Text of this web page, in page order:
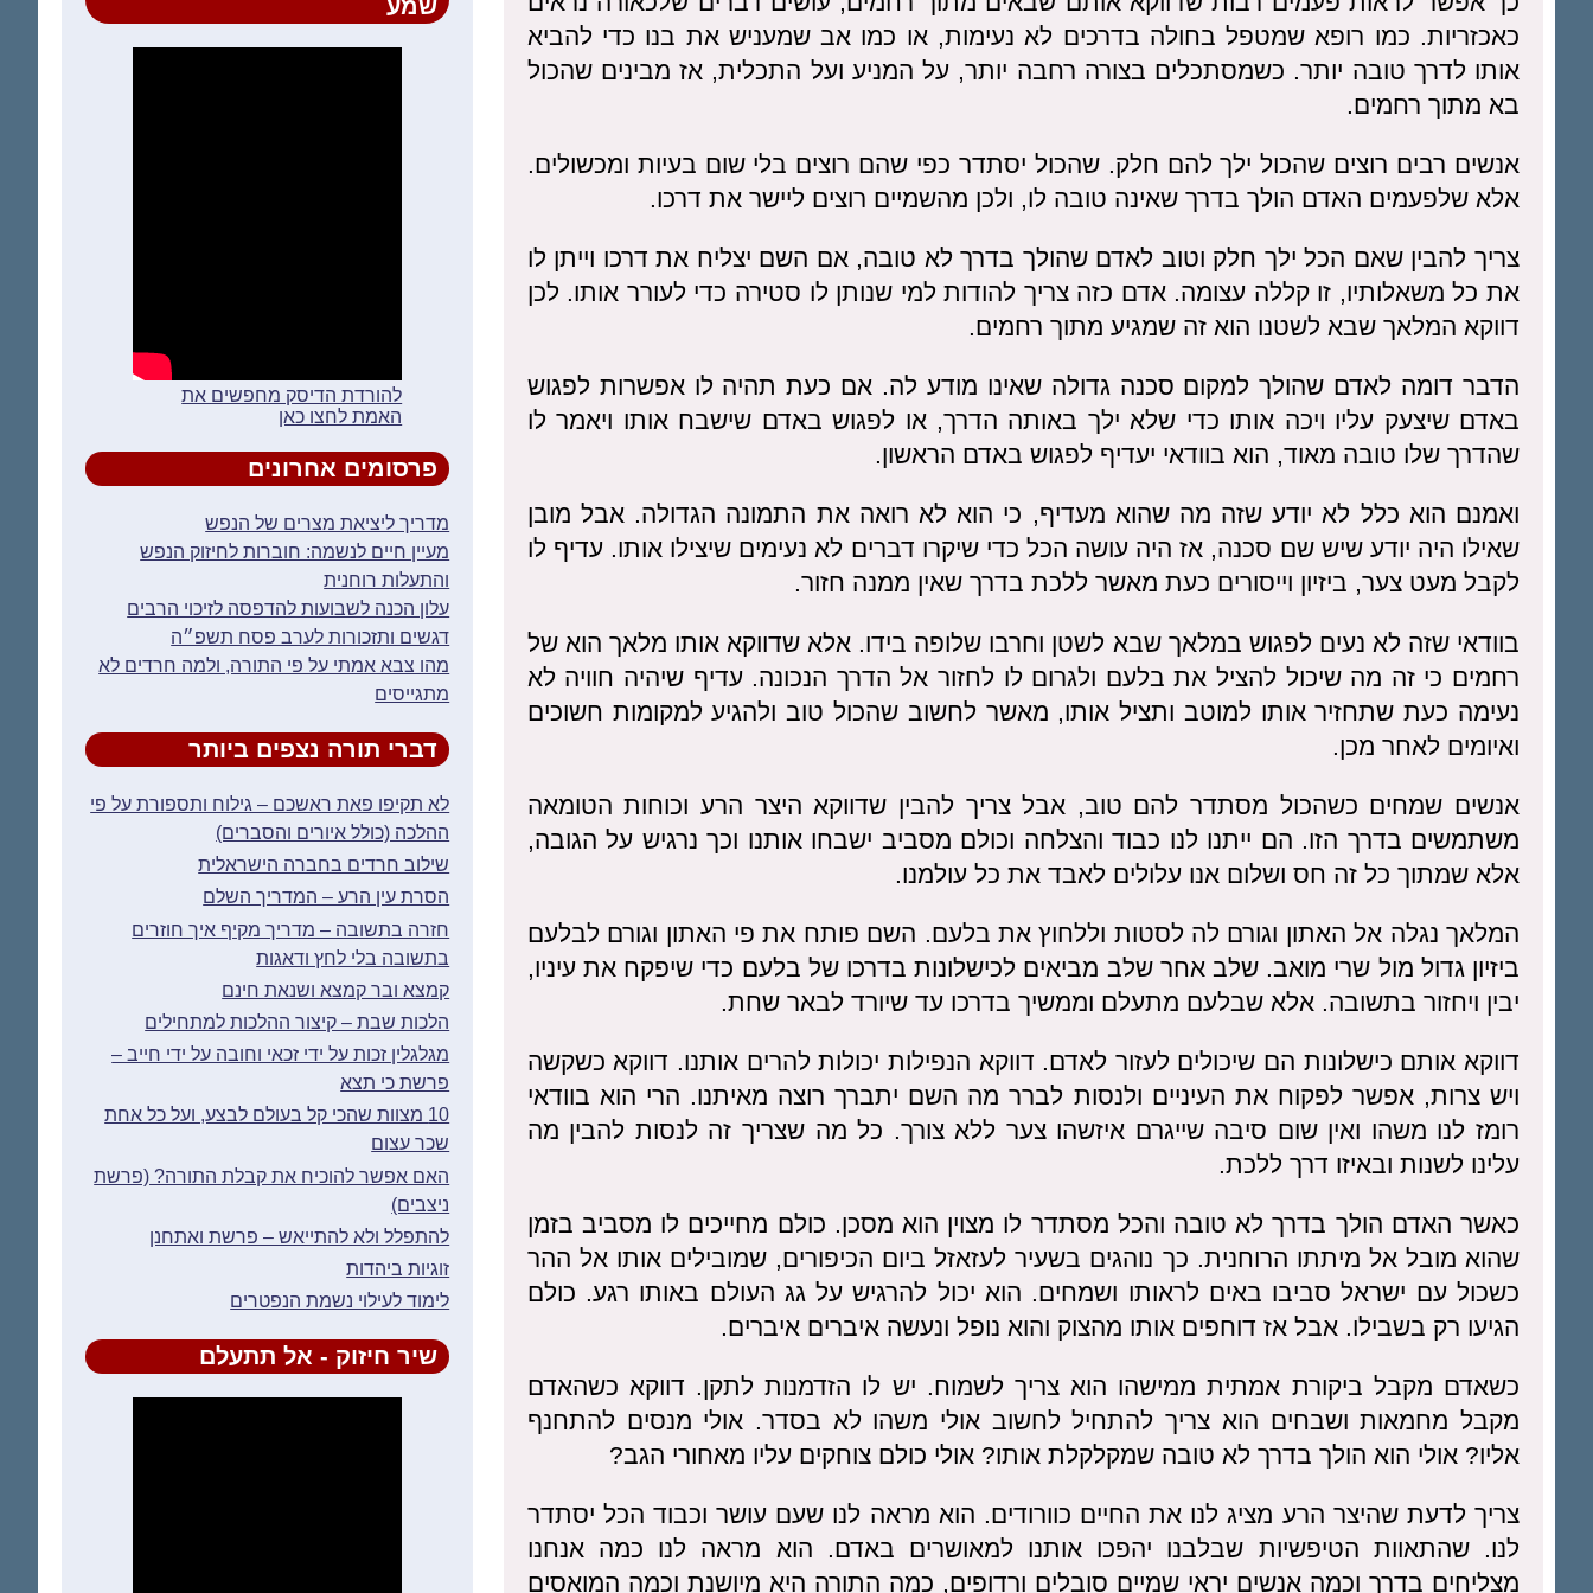
כאכזריות. כמו רופא שמטפל בחולה בדרכים לא נעימות, או כמו אב שמעניש את בנו כדי להביא
אותו לדרך טובה יותר. כשמסתכלים בצורה רחבה יותר, על המניע ועל התכלית, אז מבינים שהכול
בא מתוך רחמים.
אנשים רבים רוצים שהכול ילך להם חלק. שהכול יסתדר כפי שהם רוצים בלי שום בעיות ומכשולים.
אלא שלפעמים האדם הולך בדרך שאינה טובה לו, ולכן מהשמיים רוצים ליישר את דרכו.
צריך להבין שאם הכל ילך חלק וטוב לאדם שהולך בדרך לא טובה, אם השם יצליח את דרכו וייתן לו
את כל משאלותיו, זו קללה עצומה. אדם כזה צריך להודות למי שנותן לו סטירה כדי לעורר אותו. לכן
דווקא המלאך שבא לשטנו הוא זה שמגיע מתוך רחמים.
הדבר דומה לאדם שהולך למקום סכנה גדולה שאינו מודע לה. אם כעת תהיה לו אפשרות לפגוש
באדם שיצעק עליו ויכה אותו כדי שלא ילך באותה הדרך, או לפגוש באדם שישבח אותו ויאמר לו
שהדרך שלו טובה מאוד, הוא בוודאי יעדיף לפגוש באדם הראשון.
ואמנם הוא כלל לא יודע שזה מה שהוא מעדיף, כי הוא לא רואה את התמונה הגדולה. אבל מובן
שאילו היה יודע שיש שם סכנה, אז היה עושה הכל כדי שיקרו דברים לא נעימים שיצילו אותו. עדיף לו
לקבל מעט צער, ביזיון וייסורים כעת מאשר ללכת בדרך שאין ממנה חזור.
בוודאי שזה לא נעים לפגוש במלאך שבא לשטן וחרבו שלופה בידו. אלא שדווקא אותו מלאך הוא של
רחמים כי זה מה שיכול להציל את בלעם ולגרום לו לחזור אל הדרך הנכונה. עדיף שיהיה חוויה לא
נעימה כעת שתחזיר אותו למוטב ותציל אותו, מאשר לחשוב שהכול טוב ולהגיע למקומות חשוכים
ואיומים לאחר מכן.
אנשים שמחים כשהכול מסתדר להם טוב, אבל צריך להבין שדווקא היצר הרע וכוחות הטומאה
משתמשים בדרך הזו. הם ייתנו לנו כבוד והצלחה וכולם מסביב ישבחו אותנו וכך נרגיש על הגובה,
אלא שמתוך כל זה חס ושלום אנו עלולים לאבד את כל עולמנו.
המלאך נגלה אל האתון וגורם לה לסטות וללחוץ את בלעם. השם פותח את פי האתון וגורם לבלעם
ביזיון גדול מול שרי מואב. שלב אחר שלב מביאים לכישלונות בדרכו של בלעם כדי שיפקח את עיניו,
יבין ויחזור בתשובה. אלא שבלעם מתעלם וממשיך בדרכו עד שיורד לבאר שחת.
דווקא אותם כישלונות הם שיכולים לעזור לאדם. דווקא הנפילות יכולות להרים אותנו. דווקא כשקשה
ויש צרות, אפשר לפקוח את העיניים ולנסות לברר מה השם יתברך רוצה מאיתנו. הרי הוא בוודאי
רומז לנו משהו ואין שום סיבה שייגרם איזשהו צער ללא צורך. כל מה שצריך זה לנסות להבין מה
עלינו לשנות ובאיזו דרך ללכת.
כאשר האדם הולך בדרך לא טובה והכל מסתדר לו מצוין הוא מסכן. כולם מחייכים לו מסביב בזמן
שהוא מובל אל מיתתו הרוחנית. כך נוהגים בשעיר לעזאזל ביום הכיפורים, שמובילים אותו אל ההר
כשכול עם ישראל סביבו באים לראותו ושמחים. הוא יכול להרגיש על גג העולם באותו רגע. כולם
הגיעו רק בשבילו. אבל אז דוחפים אותו מהצוק והוא נופל ונעשה איברים איברים.
כשאדם מקבל ביקורת אמתית ממישהו הוא צריך לשמוח. יש לו הזדמנות לתקן. דווקא כשהאדם
מקבל מחמאות ושבחים הוא צריך להתחיל לחשוב אולי משהו לא בסדר. אולי מנסים להתחנף
אליו? אולי הוא הולך בדרך לא טובה שמקלקלת אותו? אולי כולם צוחקים עליו מאחורי הגב?
צריך לדעת שהיצר הרע מציג לנו את החיים כוורודים. הוא מראה לנו שעם עושר וכבוד הכל יסתדר
לנו. שהתאוות הטיפשיות שבלבנו יהפכו אותנו למאושרים באדם. הוא מראה לנו כמה אנחנו
מצליחים בדרך וכמה אנשים יראי שמיים סובלים ורדופים, כמה התורה היא מיושנת וכמה המואסים
שמע
להורדת הדיסק מחפשים את
האמת לחצו כאן
פרסומים אחרונים
מדריך ליציאת מצרים של הנפש
מעיין חיים לנשמה: חוברות לחיזוק הנפש
והתעלות רוחנית
עלון הכנה לשבועות להדפסה לזיכוי הרבים
דגשים ותזכורות לערב פסח תשפ״ה
מהו צבא אמתי על פי התורה, ולמה חרדים לא
מתגייסים
דברי תורה נצפים ביותר
לא תקיפו פאת ראשכם – גילוח ותספורת על פי
ההלכה (כולל איורים והסברים)
שילוב חרדים בחברה הישראלית
הסרת עין הרע – המדריך השלם
חזרה בתשובה – מדריך מקיף איך חוזרים
בתשובה בלי לחץ ודאגות
קמצא ובר קמצא ושנאת חינם
הלכות שבת – קיצור ההלכות למתחילים
מגלגלין זכות על ידי זכאי וחובה על ידי חייב –
פרשת כי תצא
10 מצוות שהכי קל בעולם לבצע, ועל כל אחת
שכר עצום
האם אפשר להוכיח את קבלת התורה? (פרשת
ניצבים)
להתפלל ולא להתייאש – פרשת ואתחנן
זוגיות ביהדות
לימוד לעילוי נשמת הנפטרים
שיר חיזוק - אל תתעלם